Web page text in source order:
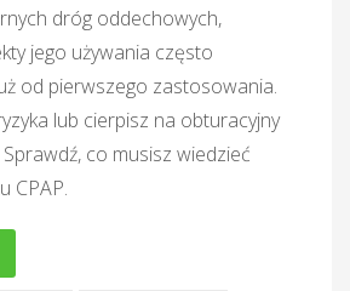
dróg oddechowych,
jego używania często
od pierwszego zastosowania.
lub cierpisz na obturacyjny
co musisz wiedzieć
CPAP.